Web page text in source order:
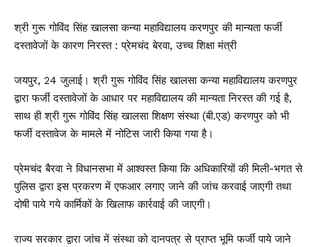
श्री गुरू गोविंद सिंह खालसा कन्या महाविद्यालय करणपुर की मान्यता फर्जी
दस्तावेजों के कारण निरस्त : प्रेमचंद बेरवा, उच्च शिक्षा मंत्री
जयपुर, 24 जुलाई। श्री गुरू गोविंद सिंह खालसा कन्या महाविद्यालय करणपुर
द्वारा फर्जी दस्तावेजों के आधार पर महाविद्यालय की मान्यता निरस्त की गई है,
साथ ही श्री गुरू गोविंद सिंह खालसा शिक्षण संस्था (बी.एड) करणपुर को भी
फर्जी दस्तावेज के मामले में नोटिस जारी किया गया है।
प्रेमचंद बैरवा ने विधानसभा में आश्वस्त किया कि अधिकारियों की मिली-भगत से
पुलिस द्वारा इस प्रकरण में एफआर लगाए जाने की जांच करवाई जाएगी तथा
दोषी पाये गये कार्मिकों के खिलाफ कार्रवाई की जाएगी।
राज्य सरकार द्वारा जांच में संस्था को दानपत्र से प्राप्त भूमि फर्जी पाये जाने